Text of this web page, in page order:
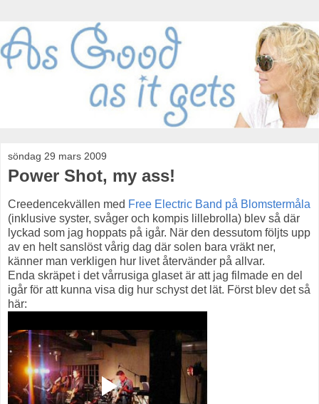
söndag 29 mars 2009
Power Shot, my ass!
Creedencekvällen med Free Electric Band på Blomstermåla
(inklusive syster, svåger och kompis lillebrolla) blev så där
lyckad som jag hoppats på igår. När den dessutom följts upp
av en helt sanslöst vårig dag där solen bara vräkt ner,
känner man verkligen hur livet återvänder på allvar.
Enda skräpet i det vårrusiga glaset är att jag filmade en del
igår för att kunna visa dig hur schyst det lät. Först blev det så
här: